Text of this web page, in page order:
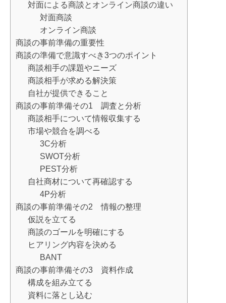
対面による商談とオンライン商談の違い
対面商談
オンライン商談
商談の事前準備の重要性
商談の準備で意識すべき3つのポイント
商談相手の課題やニーズ
商談相手が求める解決策
自社が提供できること
商談の事前準備その1 調査と分析
商談相手について情報収集する
市場や競合を調べる
3C分析
SWOT分析
PEST分析
自社商材について再確認する
4P分析
商談の事前準備その2 情報の整理
仮説を立てる
商談のゴールを明確にする
ヒアリング内容を決める
BANT
商談の事前準備その3 資料作成
構成を組み立てる
資料に落とし込む